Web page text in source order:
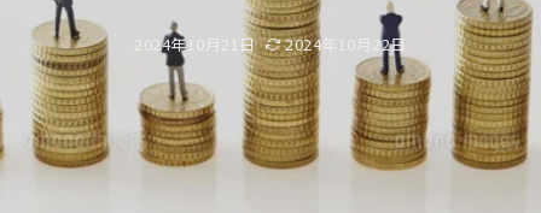
2024年10月21日 2024年10月22日